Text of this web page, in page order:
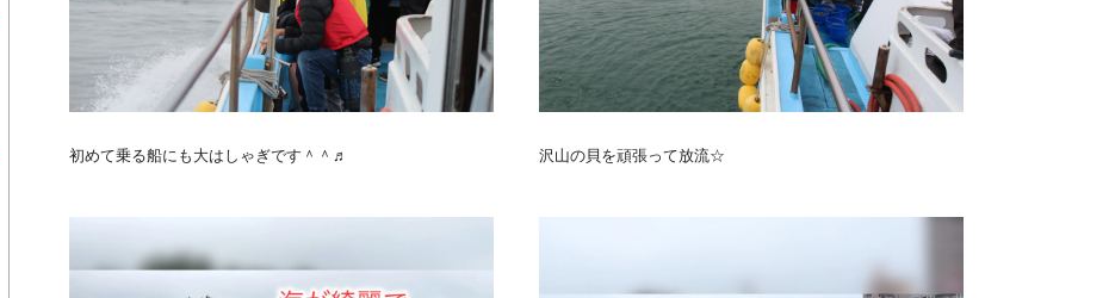
初めて乗る船にも大はしゃぎです＾＾♬ 沢山の貝を頑張って放流☆